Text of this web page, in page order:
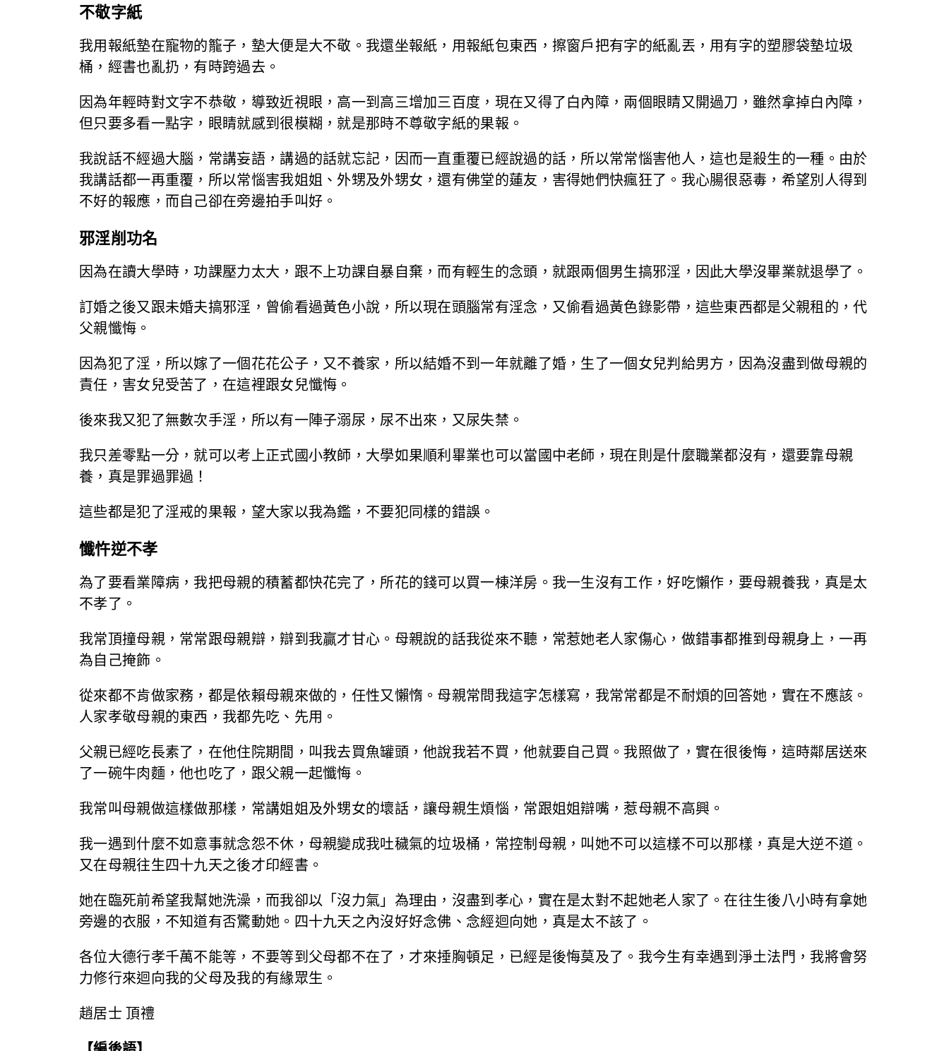
不敬字紙
我用報紙墊在寵物的籠子，墊大便是大不敬。我還坐報紙，用報紙包東西，擦窗戶把有字的紙亂丟，用有字的塑膠袋墊垃圾
桶，經書也亂扔，有時跨過去。
因為年輕時對文字不恭敬，導致近視眼，高一到高三增加三百度，現在又得了白內障，兩個眼睛又開過刀，雖然拿掉白內障，
但只要多看一點字，眼睛就感到很模糊，就是那時不尊敬字紙的果報。
我說話不經過大腦，常講妄語，講過的話就忘記，因而一直重覆已經說過的話，所以常常惱害他人，這也是殺生的一種。由於
我講話都一再重覆，所以常惱害我姐姐、外甥及外甥女，還有佛堂的蓮友，害得她們快瘋狂了。我心腸很惡毒，希望別人得到
不好的報應，而自己卻在旁邊拍手叫好。
邪淫削功名
因為在讀大學時，功課壓力太大，跟不上功課自暴自棄，而有輕生的念頭，就跟兩個男生搞邪淫，因此大學沒畢業就退學了。
訂婚之後又跟未婚夫搞邪淫，曾偷看過黃色小說，所以現在頭腦常有淫念，又偷看過黃色錄影帶，這些東西都是父親租的，代
父親懺悔。
因為犯了淫，所以嫁了一個花花公子，又不養家，所以結婚不到一年就離了婚，生了一個女兒判給男方，因為沒盡到做母親的
責任，害女兒受苦了，在這裡跟女兒懺悔。
後來我又犯了無數次手淫，所以有一陣子溺尿，尿不出來，又尿失禁。
我只差零點一分，就可以考上正式國小教師，大學如果順利畢業也可以當國中老師，現在則是什麼職業都沒有，還要靠母親
養，真是罪過罪過！
這些都是犯了淫戒的果報，望大家以我為鑑，不要犯同樣的錯誤。
懺忤逆不孝
為了要看業障病，我把母親的積蓄都快花完了，所花的錢可以買一棟洋房。我一生沒有工作，好吃懶作，要母親養我，真是太
不孝了。
我常頂撞母親，常常跟母親辯，辯到我贏才甘心。母親說的話我從來不聽，常惹她老人家傷心，做錯事都推到母親身上，一再
為自己掩飾。
從來都不肯做家務，都是依賴母親來做的，任性又懶惰。母親常問我這字怎樣寫，我常常都是不耐煩的回答她，實在不應該。
人家孝敬母親的東西，我都先吃、先用。
父親已經吃長素了，在他住院期間，叫我去買魚罐頭，他說我若不買，他就要自己買。我照做了，實在很後悔，這時鄰居送來
了一碗牛肉麵，他也吃了，跟父親一起懺悔。
我常叫母親做這樣做那樣，常講姐姐及外甥女的壞話，讓母親生煩惱，常跟姐姐辯嘴，惹母親不高興。
我一遇到什麼不如意事就念怨不休，母親變成我吐穢氣的垃圾桶，常控制母親，叫她不可以這樣不可以那樣，真是大逆不道。
又在母親往生四十九天之後才印經書。
她在臨死前希望我幫她洗澡，而我卻以「沒力氣」為理由，沒盡到孝心，實在是太對不起她老人家了。在往生後八小時有拿她
旁邊的衣服，不知道有否驚動她。四十九天之內沒好好念佛、念經迴向她，真是太不該了。
各位大德行孝千萬不能等，不要等到父母都不在了，才來捶胸頓足，已經是後悔莫及了。我今生有幸遇到淨土法門，我將會努
力修行來迴向我的父母及我的有緣眾生。
趙居士 頂禮